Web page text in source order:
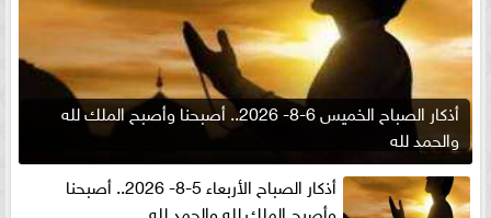
أذكار الصباح الخميس 6-8- 2026.. أصبحنا وأصبح الملك لله
والحمد لله
أذكار الصباح الأربعاء 5-8- 2026.. أصبحنا
وأصبح الملك لله والحمد لله